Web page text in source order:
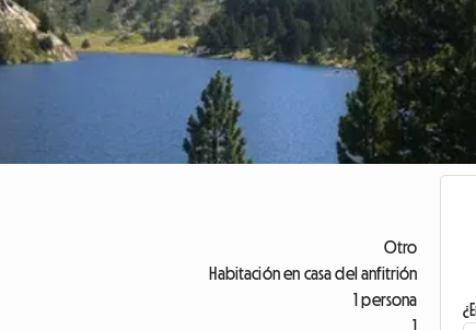
Otro
Habitación en casa del anfitrión
1 persona
1